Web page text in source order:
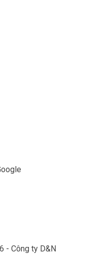
- Công ty D&N